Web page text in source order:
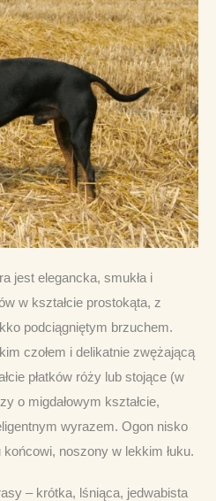
jest elegancka, smukła i
w kształcie prostokąta, z
podciągniętym brzuchem.
czołem i delikatnie zwężającą
płatków róży lub stojące (w
o migdałowym kształcie,
wyrazem. Ogon nisko
noszony w lekkim łuku.
– krótka, lśniąca, jedwabista